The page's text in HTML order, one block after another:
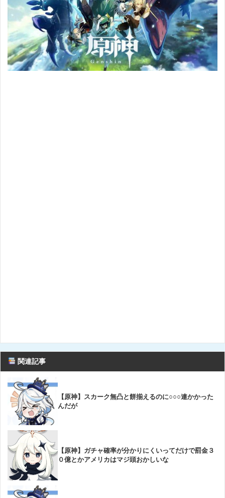
関連記事
【原神】スカーク無凸と餅揃えるのに○○○連かかった
んだが
【原神】ガチャ確率が分かりにくいってだけで罰金３
０億とかアメリカはマジ頭おかしいな